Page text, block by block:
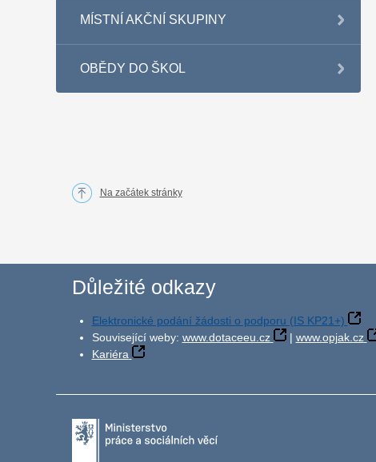
MÍSTNÍ AKČNÍ SKUPINY
OBĚDY DO ŠKOL
Na začátek stránky
Důležité odkazy
Elektronické podání žádosti o podporu (IS KP21+)
Související weby: www.dotaceeu.cz | www.opjak.cz
Kariéra